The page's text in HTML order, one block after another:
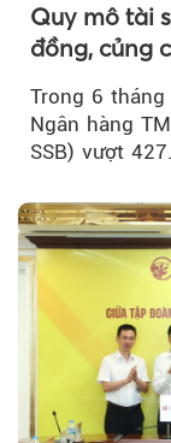
Quy mô tài
đồng, củng
Trong 6
Ngân hàng
SSB) vượt